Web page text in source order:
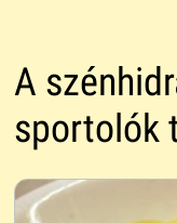
A
sportolók